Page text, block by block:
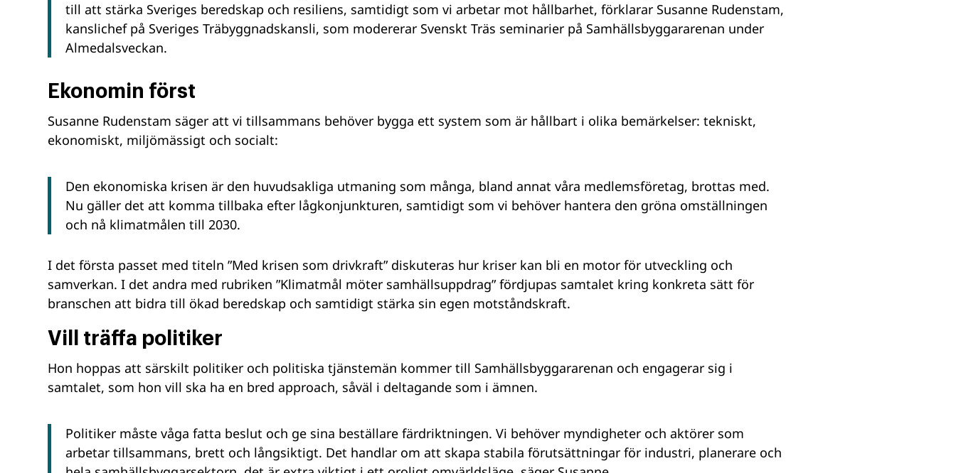
till att stärka Sveriges beredskap och resiliens, samtidigt som vi arbetar mot hållbarhet, förklarar Susanne Rudenstam,
kanslichef på Sveriges Träbyggnadskansli, som modererar Svenskt Träs seminarier på Samhällsbyggararenan under
Almedalsveckan.
Ekonomin först
Susanne Rudenstam säger att vi tillsammans behöver bygga ett system som är hållbart i olika bemärkelser: tekniskt,
ekonomiskt, miljömässigt och socialt:
Den ekonomiska krisen är den huvudsakliga utmaning som många, bland annat våra medlemsföretag, brottas med.
Nu gäller det att komma tillbaka efter lågkonjunkturen, samtidigt som vi behöver hantera den gröna omställningen
och nå klimatmålen till 2030.
I det första passet med titeln ”Med krisen som drivkraft” diskuteras hur kriser kan bli en motor för utveckling och
samverkan. I det andra med rubriken ”Klimatmål möter samhällsuppdrag” fördjupas samtalet kring konkreta sätt för
branschen att bidra till ökad beredskap och samtidigt stärka sin egen motståndskraft.
Vill träffa politiker
Hon hoppas att särskilt politiker och politiska tjänstemän kommer till Samhällsbyggararenan och engagerar sig i
samtalet, som hon vill ska ha en bred approach, såväl i deltagande som i ämnen.
Politiker måste våga fatta beslut och ge sina beställare färdriktningen. Vi behöver myndigheter och aktörer som
arbetar tillsammans, brett och långsiktigt. Det handlar om att skapa stabila förutsättningar för industri, planerare och